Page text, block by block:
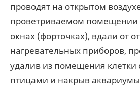
проводят на открытом
проветриваемом помещении
окнах (форточках), вдали от
нагревательных приборов,
удалив из помещения клетки
птицами и накрыв